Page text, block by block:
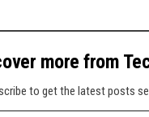
more from
to get the latest posts